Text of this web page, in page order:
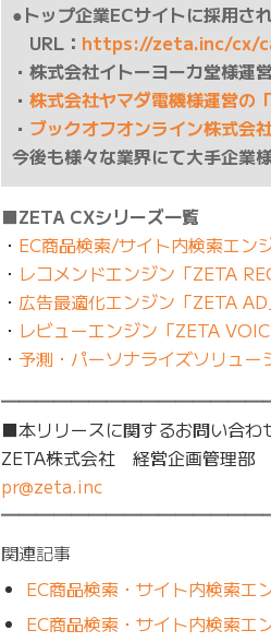
●トップ企業ECサイトに採用さ
URL： https://zeta.inc/cx/
・株式会社イトーヨーカ堂様運
・ 株式会社ヤマダ電機様運営の
・ ブックオフオンライン株式会
今後も様々な業界にて大手企業
■ZETA CXシリーズ一覧
・ EC商品検索/サイト内検索エン
・ レコメンドエンジン「ZETA
・ 広告最適化エンジン「ZETA AD
・ レビューエンジン「ZETA
・ 予測・パーソナライズソリュー
■本リリースに関するお問い合わ
ZETA株式会社 経営企画管理部
pr@zeta.inc
関連記事
EC商品検索・サイト内検索
EC商品検索・サイト内検索エ